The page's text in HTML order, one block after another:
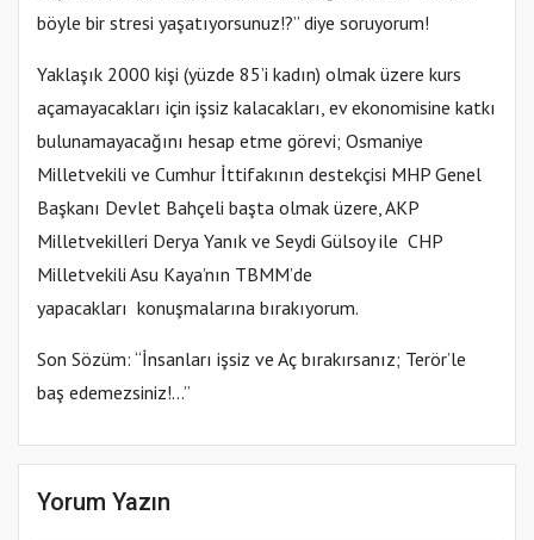
böyle bir stresi yaşatıyorsunuz!?” diye soruyorum!
Yaklaşık 2000 kişi (yüzde 85’i kadın) olmak üzere kurs
açamayacakları için işsiz kalacakları, ev ekonomisine katkı
bulunamayacağını hesap etme görevi; Osmaniye
Milletvekili ve Cumhur İttifakının destekçisi MHP Genel
Başkanı Devlet Bahçeli başta olmak üzere, AKP
Milletvekilleri Derya Yanık ve Seydi Gülsoy ile CHP
Milletvekili Asu Kaya’nın TBMM’de
yapacakları konuşmalarına bırakıyorum.
Son Sözüm: “İnsanları işsiz ve Aç bırakırsanız; Terör’le
baş edemezsiniz!...”
Yorum Yazın